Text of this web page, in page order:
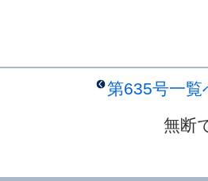
第635号一覧
無断